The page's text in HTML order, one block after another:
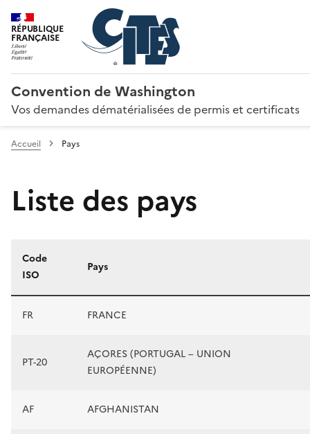
RÉPUBLIQUE
FRANÇAISE
Convention de Washington
Vos demandes dématérialisées de permis et certificats
Accueil Pays
Liste des pays
Liste des pays
Code
ISO
Pays
FR FRANCE
PT-20
AÇORES (PORTUGAL – UNION
EUROPÉENNE)
AF AFGHANISTAN